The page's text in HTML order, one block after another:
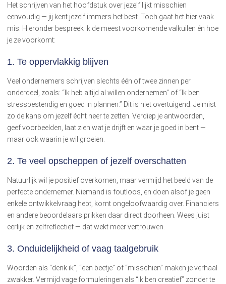
Het schrijven van het hoofdstuk over jezelf lijkt misschien
eenvoudig — jij kent jezelf immers het best. Toch gaat het hier vaak
mis. Hieronder bespreek ik de meest voorkomende valkuilen én hoe
je ze voorkomt:
1. Te oppervlakkig blijven
Veel ondernemers schrijven slechts één of twee zinnen per
onderdeel, zoals: “Ik heb altijd al willen ondernemen” of “Ik ben
stressbestendig en goed in plannen.” Dit is niet overtuigend. Je mist
zo de kans om jezelf écht neer te zetten. Verdiep je antwoorden,
geef voorbeelden, laat zien wat je drijft en waar je goed in bent —
maar ook waarin je wil groeien.
2. Te veel opscheppen of jezelf overschatten
Natuurlijk wil je positief overkomen, maar vermijd het beeld van de
perfecte ondernemer. Niemand is foutloos, en doen alsof je geen
enkele ontwikkelvraag hebt, komt ongeloofwaardig over. Financiers
en andere beoordelaars prikken daar direct doorheen. Wees juist
eerlijk en zelfreflectief — dat wekt meer vertrouwen.
3. Onduidelijkheid of vaag taalgebruik
Woorden als “denk ik”, “een beetje” of “misschien” maken je verhaal
zwakker. Vermijd vage formuleringen als “ik ben creatief” zonder te